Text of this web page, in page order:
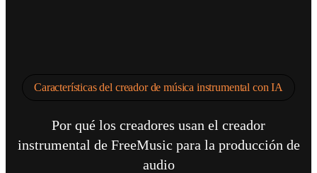
Características del creador de música instrumental con IA
Por qué los creadores usan el creador
instrumental de FreeMusic para la producción de
audio